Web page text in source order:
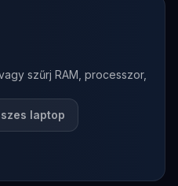
szűrj RAM, processzor,
laptop